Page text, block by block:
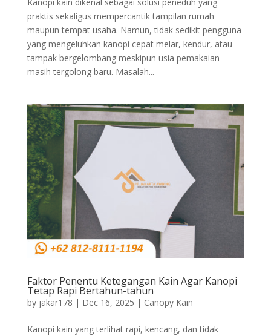
praktis sekaligus mempercantik tampilan rumah
maupun tempat usaha. Namun, tidak sedikit pengguna
yang mengeluhkan kanopi cepat melar, kendur, atau
tampak bergelombang meskipun usia pemakaian
masih tergolong baru. Masalah...
Faktor Penentu Ketegangan Kain Agar Kanopi
Tetap Rapi Bertahun-tahun
by jakar178 | Dec 16, 2025 | Canopy Kain
Kanopi kain yang terlihat rapi, kencang, dan tidak